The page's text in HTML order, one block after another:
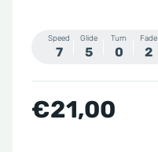
Speed
7
Glide
5
Turn
0
Fade
2
€21,00